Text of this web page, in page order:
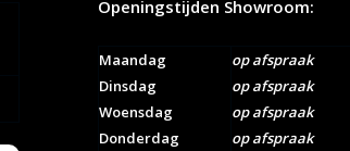
Openingstijden Showroom:
Maandag
Dinsdag
Woensdag
Donderdag
op afspraak
op afspraak
op afspraak
op afspraak